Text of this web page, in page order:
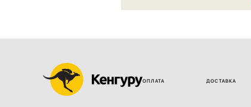
ОПЛАТА ДОСТАВКА